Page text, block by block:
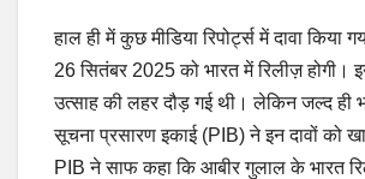
हाल ही में कुछ मीडिया रिपोर्ट्स में दावा किया
26 सितंबर 2025 को भारत में रिलीज़
उत्साह की लहर दौड़ गई थी। लेकिन जल्द ही
सूचना प्रसारण इकाई (PIB) ने इन दावों को
PIB ने साफ कहा कि आबीर गुलाल के भारत